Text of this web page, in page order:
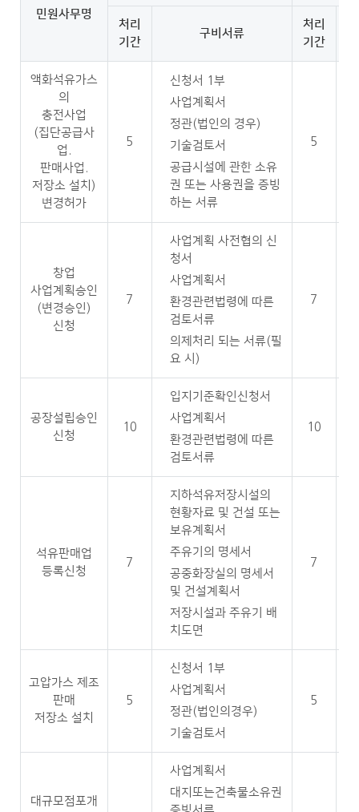
민원사무명
처리
기간
구비서류
처리
기간
액화석유가스
의
충전사업
(집단공급사
업.
판매사업.
저장소 설치)
변경허가
5
신청서 1부
사업계획서
정관(법인의 경우)
기술검토서
공급시설에 관한 소유
권 또는 사용권을 증빙
하는 서류
5
창업
사업계획승인
(변경승인)
신청
7
사업계획 사전협의 신
청서
사업계획서
환경관련법령에 따른
검토서류
의제처리 되는 서류(필
요 시)
7
공장설립승인
신청
10
입지기준확인신청서
사업계획서
환경관련법령에 따른
검토서류
10
석유판매업
등록신청
7
지하석유저장시설의
현황자료 및 건설 또는
보유계획서
주유기의 명세서
공중화장실의 명세서
및 건설계획서
저장시설과 주유기 배
치도면
7
고압가스 제조
판매
저장소 설치
5
신청서 1부
사업계획서
정관(법인의경우)
기술검토서
5
대규모점포개
사업계획서
대지또는건축물소유권